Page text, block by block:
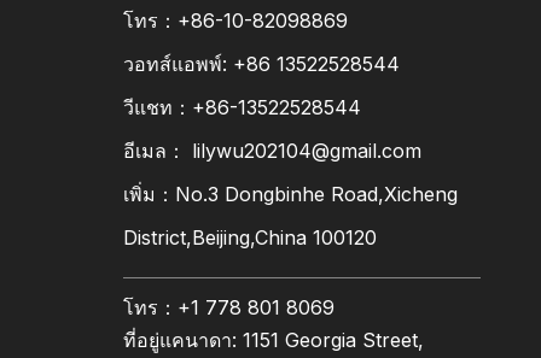
โทร：+86-10-82098869
วอทส์แอพพ์: +86 13522528544
วีแชท：+86-13522528544
อีเมล： lilywu202104@gmail.com
เพิ่ม：No.3 Dongbinhe Road,Xicheng
District,Beijing,China 100120
โทร：+1 778 801 8069
ที่อยู่แคนาดา: 1151 Georgia Street,